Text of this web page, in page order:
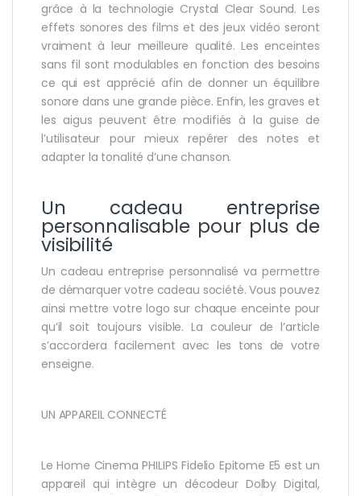
grâce à la technologie Crystal Clear Sound. Les
effets sonores des films et des jeux vidéo seront
vraiment à leur meilleure qualité. Les enceintes
sans fil sont modulables en fonction des besoins
ce qui est apprécié afin de donner un équilibre
sonore dans une grande pièce. Enfin, les graves et
les aigus peuvent être modifiés à la guise de
l’utilisateur pour mieux repérer des notes et
adapter la tonalité d’une chanson.
Un cadeau entreprise
personnalisable pour plus de
visibilité
Un cadeau entreprise personnalisé va permettre
de démarquer votre cadeau société. Vous pouvez
ainsi mettre votre logo sur chaque enceinte pour
qu’il soit toujours visible. La couleur de l’article
s’accordera facilement avec les tons de votre
enseigne.
UN APPAREIL CONNECTÉ
Le Home Cinema PHILIPS Fidelio Epitome E5 est un
appareil qui intègre un décodeur Dolby Digital,